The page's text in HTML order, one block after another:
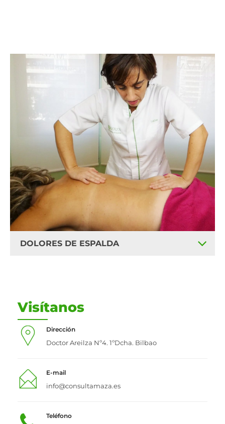
DOLORES DE ESPALDA
Visítanos
Dirección
Doctor Areilza Nº4. 1ºDcha. Bilbao
E-mail
info@consultamaza.es
Teléfono